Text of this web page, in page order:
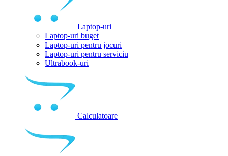
Laptop-uri
Laptop-uri buget
Laptop-uri pentru jocuri
Laptop-uri pentru serviciu
Ultrabook-uri
Calculatoare